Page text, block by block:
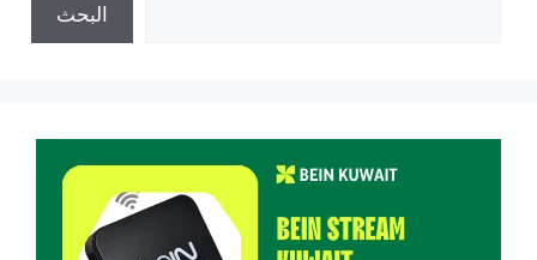
البحث